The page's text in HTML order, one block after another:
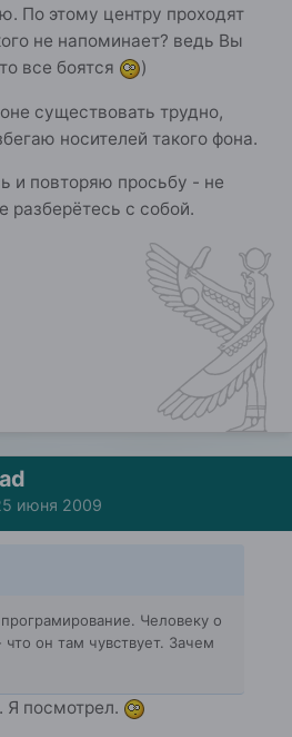
По этому центру проходят
не напоминает? ведь Вы
все боятся
)
существовать трудно,
носителей такого фона.
и повторяю просьбу - не
разберётесь с собой.
июня 2009
Человеку о
он там чувствует. Зачем
Я посмотрел.